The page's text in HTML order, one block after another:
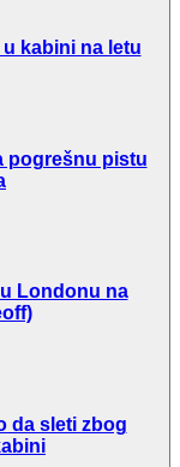
kabini na letu
pogrešnu pistu
Londonu na
da sleti zbog